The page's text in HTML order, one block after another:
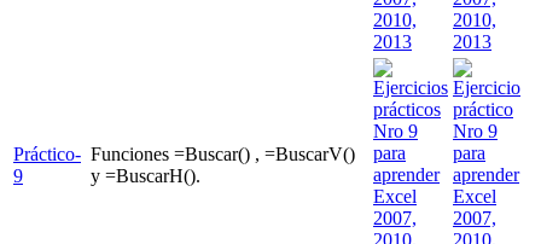
Práctico-
9
Funciones =Buscar() , =BuscarV()
y =BuscarH().